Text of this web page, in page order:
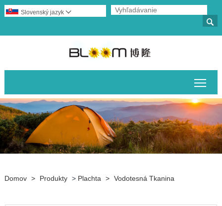

Slovenský jazyk 
Domov > Produkty > Plachta > Vodotesná Tkanina